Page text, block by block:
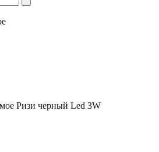
Ризи черный Led 3W